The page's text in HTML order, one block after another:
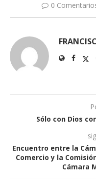
0
Sólo con Dios
Encuentro entre la
Comercio y la
Cámara